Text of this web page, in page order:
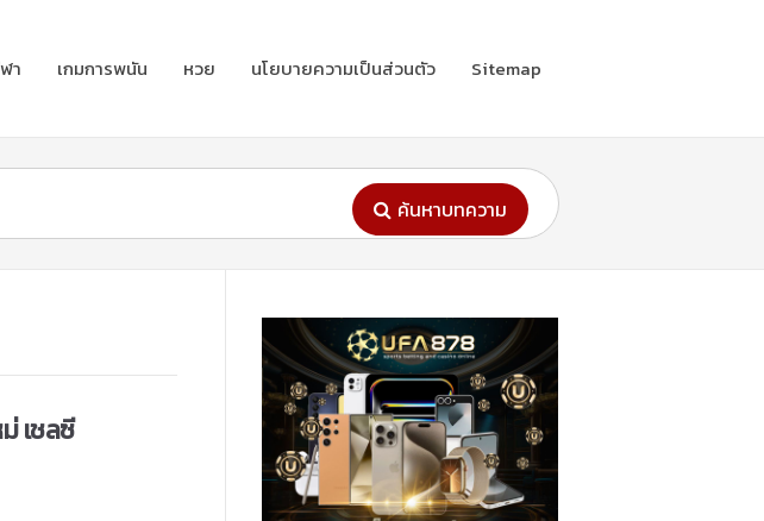
า เกมการพนัน หวย นโยบายความเป็นส่วนตัว Sitemap
ค้นหาบทความ
เชลซี